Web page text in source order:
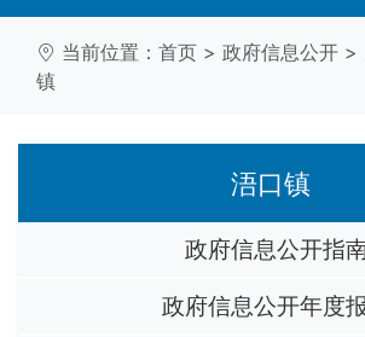
当前位置： 首页 > 政府信息公开 >
镇
浯口镇
政府信息公开指
政府信息公开年度